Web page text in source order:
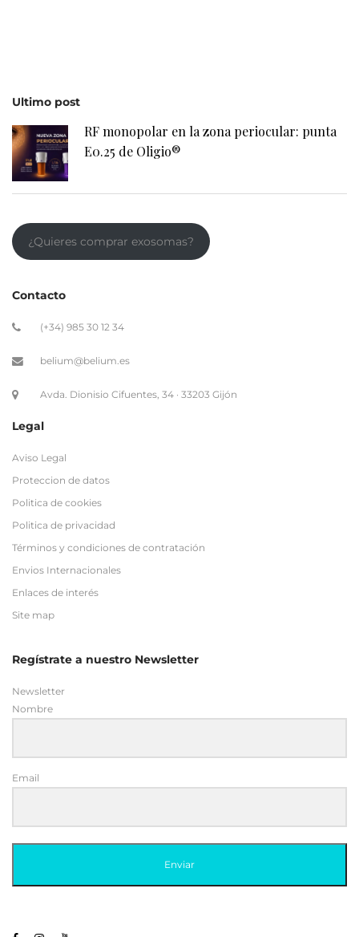
¿Quieres comprar exosomas?
(+34) 985 30 12 34
Proteccion de datos
Politica de cookies
Términos y condiciones de contratación
Regístrate a nuestro Newsletter
Newsletter
Email